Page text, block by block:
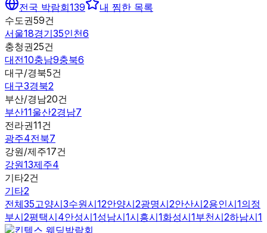
전국 박람회139
내 찜한 목록
수도권59건
서울18경기35인천6
충청권25건
대전10충남9충북6
대구/경북5건
대구3경북2
부산/경남20건
부산11울산2경남7
전라권11건
광주4전북7
강원/제주17건
강원13제주4
기타2건
기타2
전체35고양시3수원시12안양시2광명시2안산시2용인시1의정
부시2평택시4안성시1성남시1시흥시1화성시1부천시2하남시1